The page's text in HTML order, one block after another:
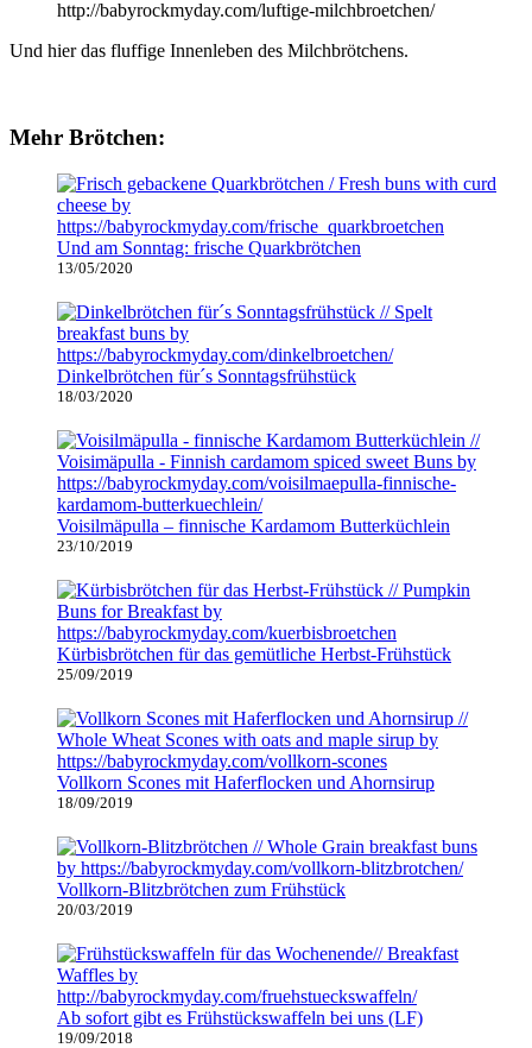
Und hier das fluffige Innenleben des Milchbrötchens.
Mehr Brötchen:
Und am Sonntag: frische Quarkbrötchen
13/05/2020
Dinkelbrötchen für´s Sonntagsfrühstück
18/03/2020
Voisilmäpulla – finnische Kardamom Butterküchlein
23/10/2019
Kürbisbrötchen für das gemütliche Herbst-Frühstück
25/09/2019
Vollkorn Scones mit Haferflocken und Ahornsirup
18/09/2019
Vollkorn-Blitzbrötchen zum Frühstück
20/03/2019
Ab sofort gibt es Frühstückswaffeln bei uns (LF)
19/09/2018